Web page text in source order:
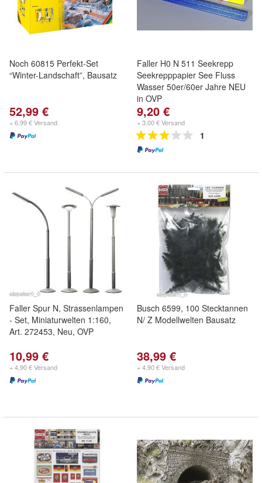
Noch 60815 Perfekt-Set
“Winter-Landschaft”, Bausatz
52,99 €
+ 6,99 € Versand
Faller H0 N 511 Seekrepp
Seekrepppapier See Fluss
Wasser 50er/60er Jahre NEU
in OVP
9,20 €
+ 3,00 € Versand
1
Faller Spur N, Strassenlampen
- Set, Miniaturwelten 1:160,
Art. 272453, Neu, OVP
10,99 €
+ 4,90 € Versand
Busch 6599, 100 Stecktannen
N/ Z Modellwelten Bausatz
38,99 €
+ 4,90 € Versand